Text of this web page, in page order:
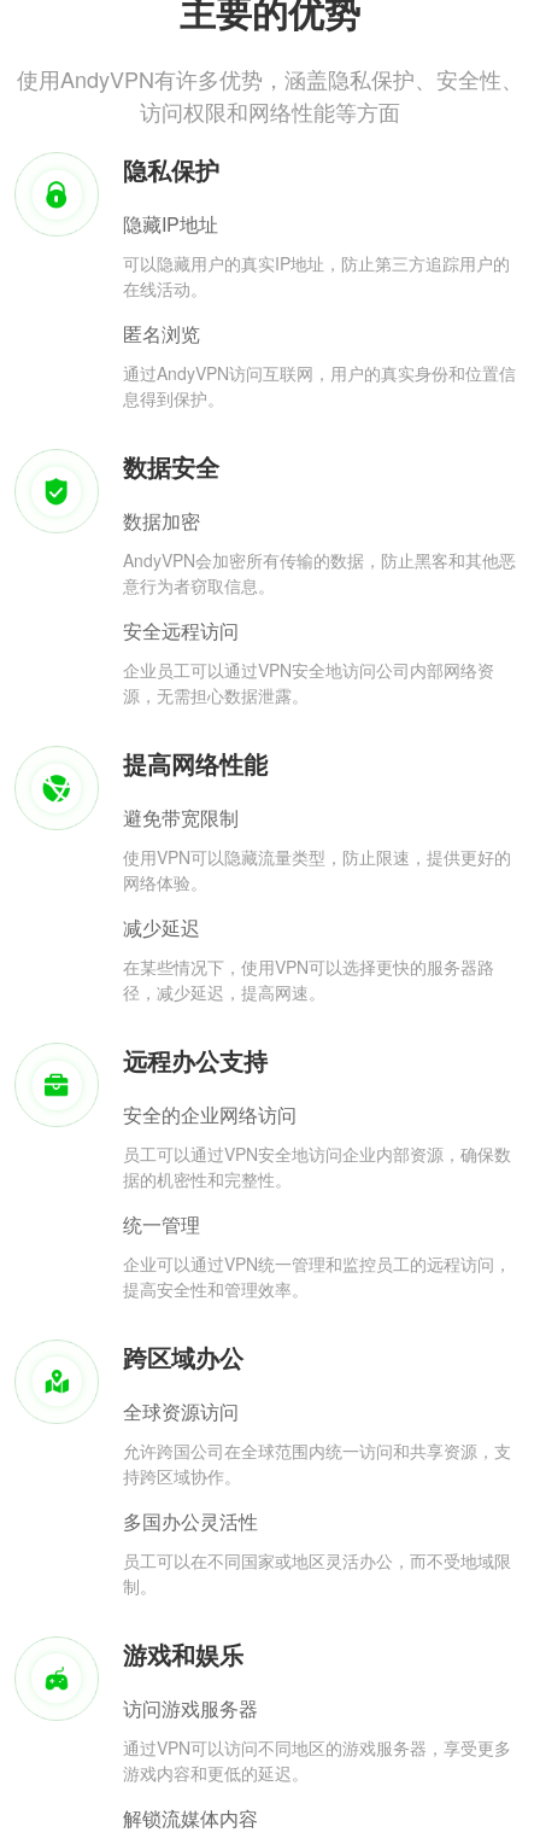
主要的优势
使用AndyVPN有许多优势，涵盖隐私保护、安全性、
访问权限和网络性能等方面
隐私保护
隐藏IP地址
可以隐藏用户的真实IP地址，防止第三方追踪用户的
在线活动。
匿名浏览
通过AndyVPN访问互联网，用户的真实身份和位置信
息得到保护。
数据安全
数据加密
AndyVPN会加密所有传输的数据，防止黑客和其他恶
意行为者窃取信息。
安全远程访问
企业员工可以通过VPN安全地访问公司内部网络资
源，无需担心数据泄露。
提高网络性能
避免带宽限制
使用VPN可以隐藏流量类型，防止限速，提供更好的
网络体验。
减少延迟
在某些情况下，使用VPN可以选择更快的服务器路
径，减少延迟，提高网速。
远程办公支持
安全的企业网络访问
员工可以通过VPN安全地访问企业内部资源，确保数
据的机密性和完整性。
统一管理
企业可以通过VPN统一管理和监控员工的远程访问，
提高安全性和管理效率。
跨区域办公
全球资源访问
允许跨国公司在全球范围内统一访问和共享资源，支
持跨区域协作。
多国办公灵活性
员工可以在不同国家或地区灵活办公，而不受地域限
制。
游戏和娱乐
访问游戏服务器
通过VPN可以访问不同地区的游戏服务器，享受更多
游戏内容和更低的延迟。
解锁流媒体内容